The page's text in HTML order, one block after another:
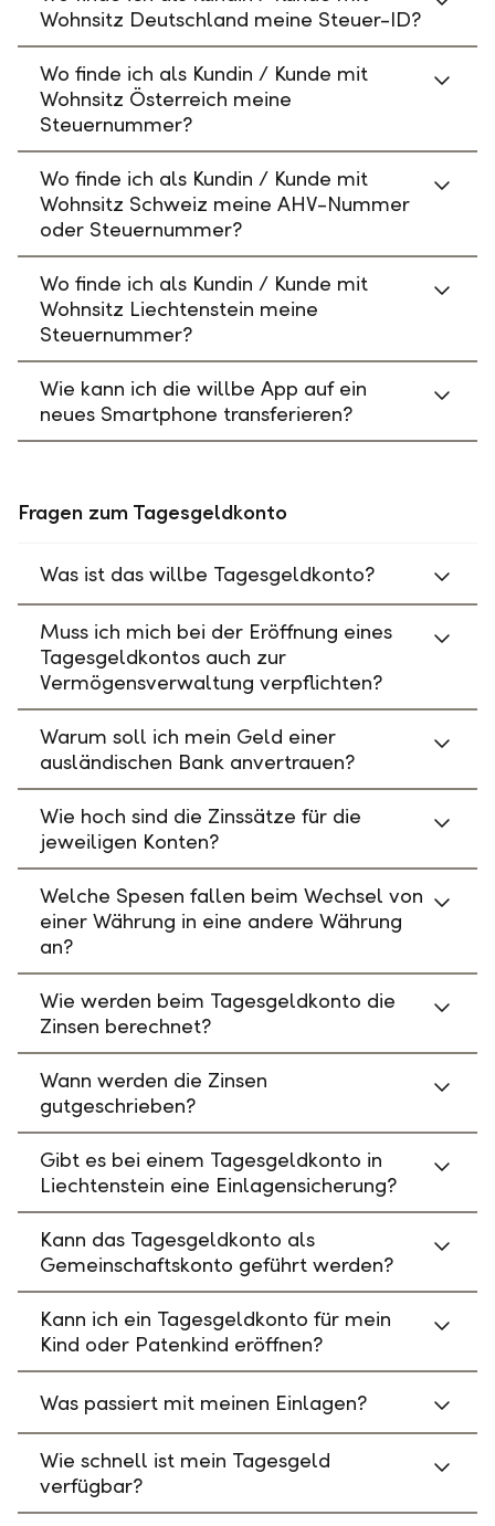
Wohnsitz Deutschland meine Steuer-ID?
Wo finde ich als Kundin / Kunde mit
Wohnsitz Österreich meine
Steuernummer?
Wo finde ich als Kundin / Kunde mit
Wohnsitz Schweiz meine AHV-Nummer
oder Steuernummer?
Wo finde ich als Kundin / Kunde mit
Wohnsitz Liechtenstein meine
Steuernummer?
Wie kann ich die willbe App auf ein
neues Smartphone transferieren?
Fragen zum Tagesgeldkonto
Was ist das willbe Tagesgeldkonto?
Muss ich mich bei der Eröffnung eines
Tagesgeldkontos auch zur
Vermögensverwaltung verpflichten?
Warum soll ich mein Geld einer
ausländischen Bank anvertrauen?
Wie hoch sind die Zinssätze für die
jeweiligen Konten?
Welche Spesen fallen beim Wechsel von
einer Währung in eine andere Währung
an?
Wie werden beim Tagesgeldkonto die
Zinsen berechnet?
Wann werden die Zinsen
gutgeschrieben?
Gibt es bei einem Tagesgeldkonto in
Liechtenstein eine Einlagensicherung?
Kann das Tagesgeldkonto als
Gemeinschaftskonto geführt werden?
Kann ich ein Tagesgeldkonto für mein
Kind oder Patenkind eröffnen?
Was passiert mit meinen Einlagen?
Wie schnell ist mein Tagesgeld
verfügbar?